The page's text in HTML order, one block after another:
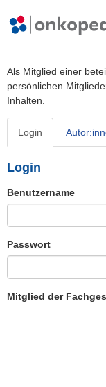
Als Mitglied einer
persönlichen
Inhalten.
Login
Login
Benutzername
Passwort
Mitglied der